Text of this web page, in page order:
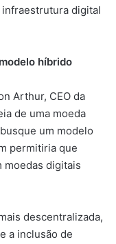
infraestrutura digital
híbrido
Arthur, CEO da
de uma moeda
um modelo
permitiria que
moedas digitais
descentralizada,
a inclusão de